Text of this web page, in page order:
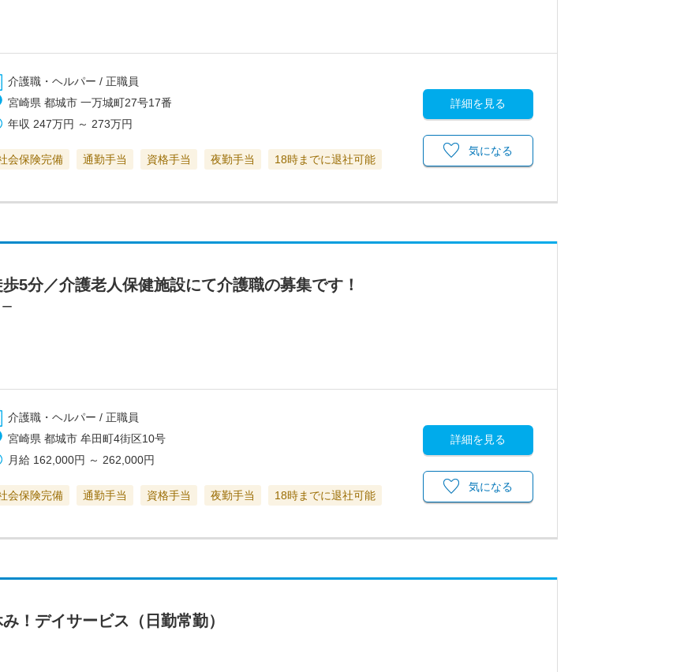
介護職・ヘルパー / 正職員
宮崎県 都城市 一万城町27号17番
年収 247万円 ～ 273万円
会保険完備 通勤手当 資格手当 夜勤手当 18時までに退社可能
詳細を見る
気になる
5分／介護老人保健施設にて介護職の募集です！
介護職・ヘルパー / 正職員
宮崎県 都城市 牟田町4街区10号
月給 162,000円 ～ 262,000円
会保険完備 通勤手当 資格手当 夜勤手当 18時までに退社可能
詳細を見る
気になる
！デイサービス（日勤常勤）